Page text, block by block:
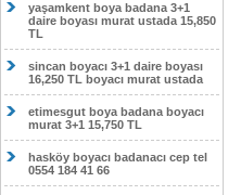
yaşamkent boya badana 3+1
daire boyası murat ustada 15,850
TL
sincan boyacı 3+1 daire boyası
16,250 TL boyacı murat ustada
etimesgut boya badana boyacı
murat 3+1 15,750 TL
hasköy boyacı badanacı cep tel
0554 184 41 66